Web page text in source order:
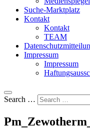
Suche-Marktplatz
Kontakt
Kontakt
TEAM
Impressum
Impressum
Search …
Pm_Zewotherm_